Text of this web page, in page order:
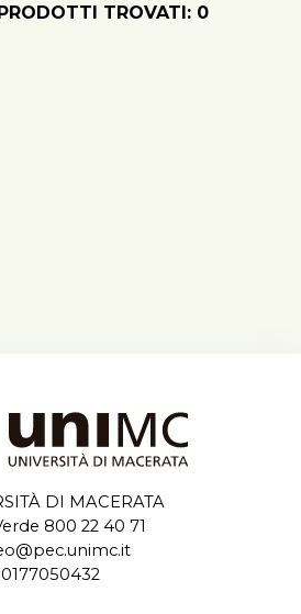
TROVATI: 0
DI MACERATA
800 22 40 71